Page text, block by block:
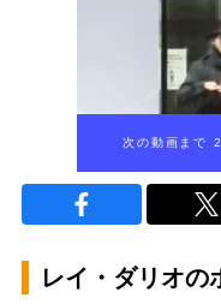
次の動画まで 1
レイ・ダリオの